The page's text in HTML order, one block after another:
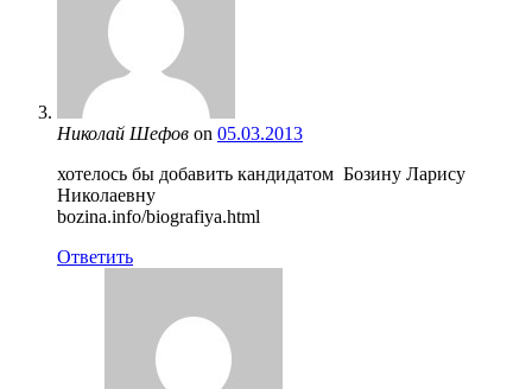
Николай Шефов on 05.03.2013
хотелось бы добавить кандидатом Бозину Ларису
Николаевну
bozina.info/biografiya.html
Ответить